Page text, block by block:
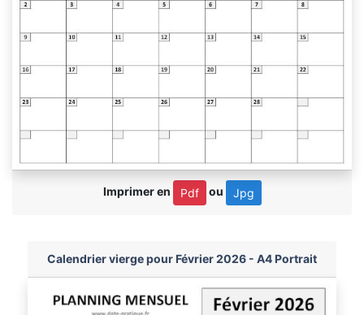
Imprimer en Pdf ou Jpg
Calendrier vierge pour Février 2026 - A4 Portrait